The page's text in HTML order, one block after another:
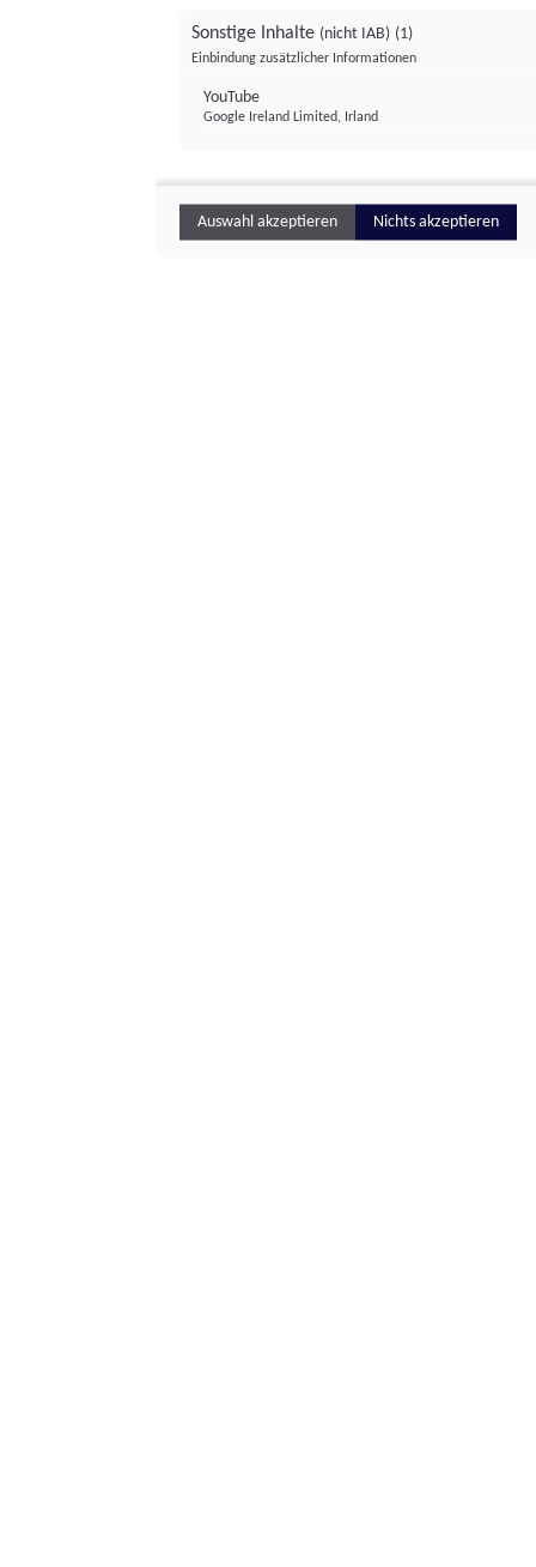
Sonstige Inhalte (nicht IAB) (1)
Einbindung zusätzlicher Informationen
YouTube
Google Ireland Limited, Irland
Auswahl akzeptieren Nichts akzeptieren